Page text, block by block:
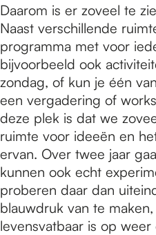
Daarom is er zoveel te
Naast verschillende
programma met voor
bijvoorbeeld ook
zondag, of kun je één
een vergadering of
deze plek is dat we
ruimte voor ideeën en
ervan. Over twee jaar
kunnen ook echt
proberen daar dan
blauwdruk van te
levensvatbaar is op weer